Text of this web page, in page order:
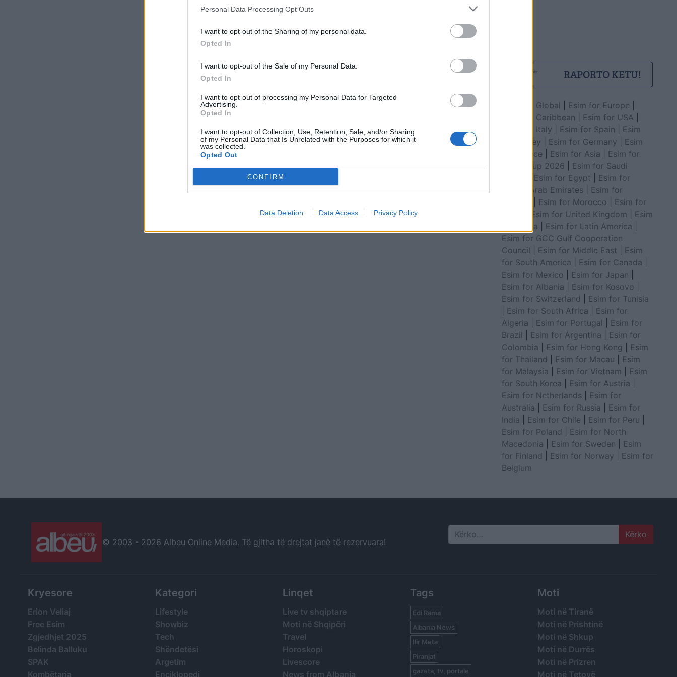
Personal Data Processing Opt Outs
I want to opt-out of the Sharing of my personal data.
Opted In
I want to opt-out of the Sale of my Personal Data.
Opted In
I want to opt-out of processing my Personal Data for Targeted
Advertising.
Opted In
I want to opt-out of Collection, Use, Retention, Sale, and/or Sharing
of my Personal Data that Is Unrelated with the Purposes for which it
was collected.
Opted Out
CONFIRM
Data Deletion Data Access Privacy Policy
Esim for Global Esim for Europe
Esim for Caribbean
Esim for USA
Esim for Italy
Esim for Spain
Esim
for Turkey
Esim for Germany
Esim
for Greece
Esim for Asia
Esim for
World Cup 2026
Esim for Saudi
Esim for Egypt
Esim for
United Arab Emirates
Esim for
Esim for Morocco
Esim for
Esim for United Kingdom
Esim
for Africa
Esim for Latin America
Esim for GCC Gulf Cooperation
Council
Esim for Middle East
Esim
for South America
Esim for Canada
Esim for Mexico
Esim for Japan
Esim for Albania
Esim for Kosovo
Esim for Switzerland
Esim for Tunisia
Esim for South Africa
Esim for
Algeria
Esim for Portugal
Esim for
Brazil
Esim for Argentina
Esim for
Colombia
Esim for Hong Kong
Esim
for Thailand
Esim for Macau
Esim
for Malaysia
Esim for Vietnam
Esim
for South Korea
Esim for Austria
Esim for Netherlands
Esim for
Australia
Esim for Russia
Esim for
India
Esim for Chile Esim for Peru
Esim for Poland
Esim for North
Macedonia
Esim for Sweden
Esim
for Finland
Esim for Norway
Esim for
Belgium
© 2003 - 2026 Albeu Online Media. Të gjitha të drejtat janë të rezervuara! Search
Kryesore
Erion Veliaj
Free Esim
Zgjedhjet 2025
Belinda Balluku
SPAK
Kombëtarja
Kategori
Lifestyle
Showbiz
Tech
Shëndetësi
Argetim
Enciklopedi
Linqet
Live tv shqiptare
Moti në Shqipëri
Travel
Horoskopi
Livescore
News from Albania
Tags
Edi Rama
Albania News
Ilir Meta
Piranjat
gazeta, tv, portale
Moti
Moti në Tiranë
Moti në Prishtinë
Moti në Shkup
Moti në Durrës
Moti në Prizren
Moti në Tetovë